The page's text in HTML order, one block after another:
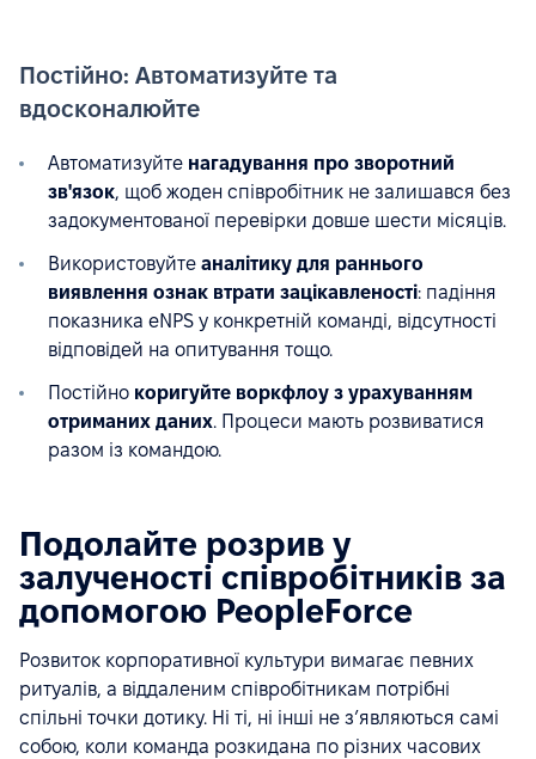
Постійно: Автоматизуйте та
вдосконалюйте
Автоматизуйте нагадування про зворотний
зв'язок, щоб жоден співробітник не залишався без
задокументованої перевірки довше шести місяців.
Використовуйте аналітику для раннього
виявлення ознак втрати зацікавленості: падіння
показника eNPS у конкретній команді, відсутності
відповідей на опитування тощо.
Постійно коригуйте воркфлоу з урахуванням
отриманих даних. Процеси мають розвиватися
разом із командою.
Подолайте розрив у
залученості співробітників за
допомогою PeopleForce
Розвиток корпоративної культури вимагає певних
ритуалів, а віддаленим співробітникам потрібні
спільні точки дотику. Ні ті, ні інші не з’являються самі
собою, коли команда розкидана по різних часових